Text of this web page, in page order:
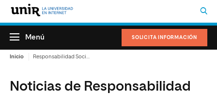
SOLICITA INFORMACIÓN
Menú
Inicio
Noticias de Responsabilidad